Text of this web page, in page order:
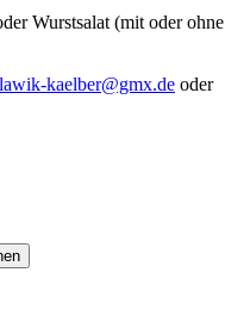
Wurstsalat (mit oder ohne
kaelber@gmx.de oder